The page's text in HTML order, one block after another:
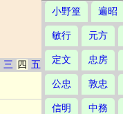
三 四 五
小野篁 遍昭
敏行 元方
定文 忠房
公忠 敦忠
信明 中務